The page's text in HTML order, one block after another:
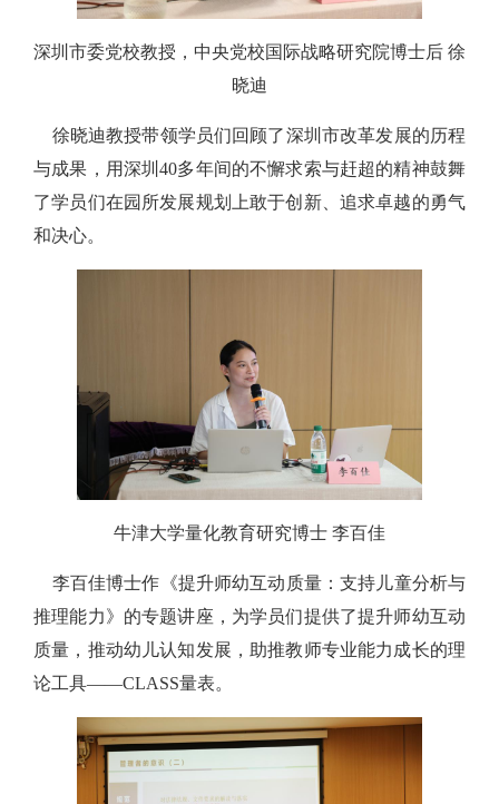
深圳市委党校教授，中央党校国际战略研究院博士后 徐
晓迪
徐晓迪教授带领学员们回顾了深圳市改革发展的历程
与成果，用深圳40多年间的不懈求索与赶超的精神鼓舞
了学员们在园所发展规划上敢于创新、追求卓越的勇气
和决心。
牛津大学量化教育研究博士 李百佳
李百佳博士作《提升师幼互动质量：支持儿童分析与
推理能力》的专题讲座，为学员们提供了提升师幼互动
质量，推动幼儿认知发展，助推教师专业能力成长的理
论工具——CLASS量表。